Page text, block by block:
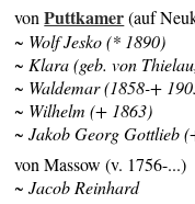
vonPuttkamer(auf
~ Wolf Jesko (* 1890)
~ Klara (geb. von
~ Waldemar (1858-+
~ Wilhelm (+ 1863)
~ Jakob Georg Gottlieb
von Massow (v. 1756-...)
~ Jacob Reinhard